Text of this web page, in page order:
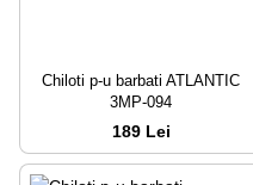
Chiloti p-u barbati ATLANTIC
3MP-094
189 Lei